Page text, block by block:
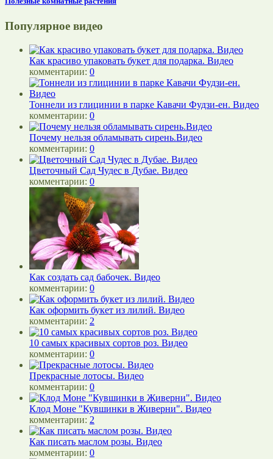
Популярное видео
Как красиво упаковать букет для подарка. Видео
комментарии: 0
Тоннели из глицинии в парке Кавачи Фудзи-ен. Видео
комментарии: 0
Почему нельзя обламывать сирень.Видео
комментарии: 0
Цветочный Сад Чудес в Дубае. Видео
комментарии: 0
Как создать сад бабочек. Видео
комментарии: 0
Как оформить букет из лилий. Видео
комментарии: 2
10 самых красивых сортов роз. Видео
комментарии: 0
Прекрасные лотосы. Видео
комментарии: 0
Клод Моне "Кувшинки в Живерни". Видео
комментарии: 2
Как писать маслом розы. Видео
комментарии: 0